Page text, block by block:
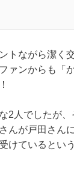
トながら潔く
ァンからも「
2人でしたが、
んが戸田さん
けているとい